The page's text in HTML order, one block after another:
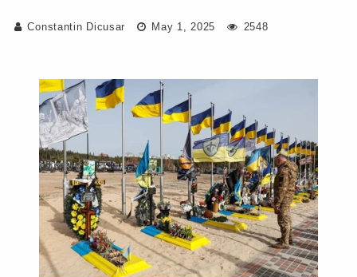
Constantin Dicusar May 1, 2025 2548